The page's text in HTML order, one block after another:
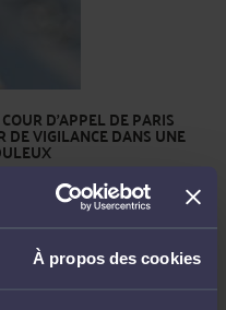
À propos des cookies
D’APPEL DE PARIS
DE VIGILANCE DANS UNE
Avocats en droit bancaire Le 12
bancaires. Par cette
avoir manqué à son devoir de ...